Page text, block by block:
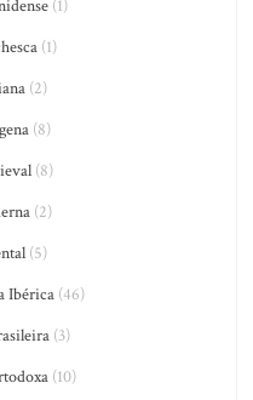
(1)
(1)
(2)
(8)
(8)
(2)
(5)
Ibérica(46)
(3)
(10)